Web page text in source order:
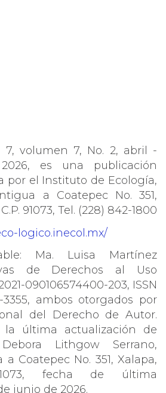
7, volumen 7, No. 2, abril -
es una publicación
por el Instituto de Ecología,
a Coatepec No. 351,
91073, Tel. (228) 842-1800
logico.inecol.mx/
Ma. Luisa Martínez
de Derechos al Uso
090106574400-203, ISSN
ambos otorgados por
del Derecho de Autor.
la última actualización de
Lithgow Serrano,
Coatepec No. 351, Xalapa,
fecha de última
junio de 2026.